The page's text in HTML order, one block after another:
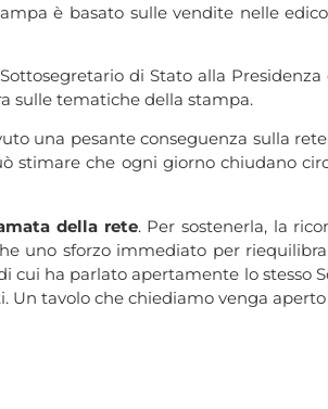
è basato sulle vendite nelle
di Stato alla
sulle tematiche della stampa.
una pesante conseguenza sulla
stimare che ogni giorno chiudano
della rete. Per sostenerla, la
uno sforzo immediato per
ha parlato apertamente lo stesso
tavolo che chiediamo venga